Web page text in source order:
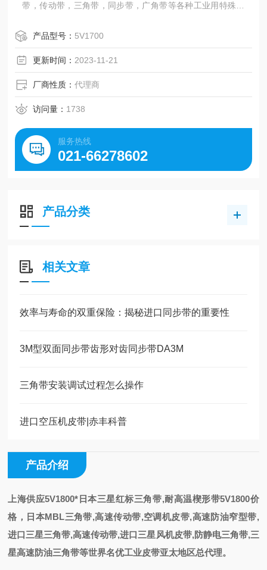
带，传动带，三角带，同步带，广角带等各种工业用特殊皮
封
产品型号： 5V1700
更新时间： 2023-11-21
厂商性质：代理商
访问量： 1738
服务热线
021-66278602
产品分类
相关文章
效率与寿命的双重保险：揭秘进口同步带的重要性
3M型双面同步带齿形对齿同步带DA3M
三角带安装调试过程怎么操作
进口空压机皮带|赤丰科普
产品介绍
上海供应5V1800*日本三星红标三角带,耐高温楔形带5V1800价
格 ， 日本MBL三角带,高速传动带,空调机皮带,高速防油窄型带,
进口三星三角带,高速传动带,进口三星风机皮带,防静电三角带,三
星高速防油三角带等世界名优工业皮带亚太地区总代理。